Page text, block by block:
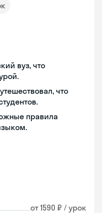
вуз, что
что
правила
от 1590 ₽ / урок